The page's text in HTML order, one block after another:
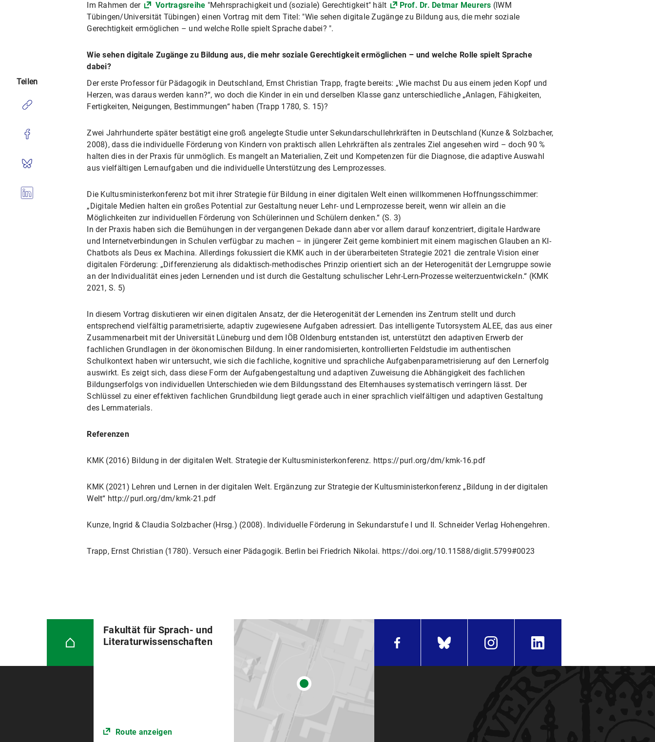
Im Rahmen der Vortragsreihe "Mehrsprachigkeit und (soziale) Gerechtigkeit" hält Prof. Dr. Detmar Meurers (IWM
Tübingen/Universität Tübingen) einen Vortrag mit dem Titel: "Wie sehen digitale Zugänge zu Bildung aus, die mehr soziale
Gerechtigkeit ermöglichen – und welche Rolle spielt Sprache dabei? ".
Wie sehen digitale Zugänge zu Bildung aus, die mehr soziale Gerechtigkeit ermöglichen – und welche Rolle spielt Sprache
dabei?
Der erste Professor für Pädagogik in Deutschland, Ernst Christian Trapp, fragte bereits: „Wie machst Du aus einem jeden Kopf und
Herzen, was daraus werden kann?“, wo doch die Kinder in ein und derselben Klasse ganz unterschiedliche „Anlagen, Fähigkeiten,
Fertigkeiten, Neigungen, Bestimmungen“ haben (Trapp 1780, S. 15)?
Zwei Jahrhunderte später bestätigt eine groß angelegte Studie unter Sekundarschullehrkräften in Deutschland (Kunze & Solzbacher,
2008), dass die individuelle Förderung von Kindern von praktisch allen Lehrkräften als zentrales Ziel angesehen wird – doch 90 %
halten dies in der Praxis für unmöglich. Es mangelt an Materialien, Zeit und Kompetenzen für die Diagnose, die adaptive Auswahl
aus vielfältigen Lernaufgaben und die individuelle Unterstützung des Lernprozesses.
Die Kultusministerkonferenz bot mit ihrer Strategie für Bildung in einer digitalen Welt einen willkommenen Hoffnungsschimmer:
„Digitale Medien halten ein großes Potential zur Gestaltung neuer Lehr- und Lernprozesse bereit, wenn wir allein an die
Möglichkeiten zur individuellen Förderung von Schülerinnen und Schülern denken.“ (S. 3)
In der Praxis haben sich die Bemühungen in der vergangenen Dekade dann aber vor allem darauf konzentriert, digitale Hardware
und Internetverbindungen in Schulen verfügbar zu machen – in jüngerer Zeit gerne kombiniert mit einem magischen Glauben an KI-
Chatbots als Deus ex Machina. Allerdings fokussiert die KMK auch in der überarbeiteten Strategie 2021 die zentrale Vision einer
digitalen Förderung: „Differenzierung als didaktisch-methodisches Prinzip orientiert sich an der Heterogenität der Lerngruppe sowie
an der Individualität eines jeden Lernenden und ist durch die Gestaltung schulischer Lehr-Lern-Prozesse weiterzuentwickeln.“ (KMK
2021, S. 5)
In diesem Vortrag diskutieren wir einen digitalen Ansatz, der die Heterogenität der Lernenden ins Zentrum stellt und durch
entsprechend vielfältig parametrisierte, adaptiv zugewiesene Aufgaben adressiert. Das intelligente Tutorsystem ALEE, das aus einer
Zusammenarbeit mit der Universität Lüneburg und dem IÖB Oldenburg entstanden ist, unterstützt den adaptiven Erwerb der
fachlichen Grundlagen in der ökonomischen Bildung. In einer randomisierten, kontrollierten Feldstudie im authentischen
Schulkontext haben wir untersucht, wie sich die fachliche, kognitive und sprachliche Aufgabenparametrisierung auf den Lernerfolg
auswirkt. Es zeigt sich, dass diese Form der Aufgabengestaltung und adaptiven Zuweisung die Abhängigkeit des fachlichen
Bildungserfolgs von individuellen Unterschieden wie dem Bildungsstand des Elternhauses systematisch verringern lässt. Der
Schlüssel zu einer effektiven fachlichen Grundbildung liegt gerade auch in einer sprachlich vielfältigen und adaptiven Gestaltung
des Lernmaterials.
Referenzen
KMK (2016) Bildung in der digitalen Welt. Strategie der Kultusministerkonferenz. https://purl.org/dm/kmk-16.pdf
KMK (2021) Lehren und Lernen in der digitalen Welt. Ergänzung zur Strategie der Kultusministerkonferenz „Bildung in der digitalen
Welt“ http://purl.org/dm/kmk-21.pdf
Kunze, Ingrid & Claudia Solzbacher (Hrsg.) (2008). Individuelle Förderung in Sekundarstufe I und II. Schneider Verlag Hohengehren.
Trapp, Ernst Christian (1780). Versuch einer Pädagogik. Berlin bei Friedrich Nikolai. https://doi.org/10.11588/diglit.5799#0023
Teilen
Fakultät für Sprach- und
Literaturwissenschaften
Route anzeigen